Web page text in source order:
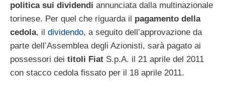
politica sui dividendi annunciata dalla multinazionale
torinese. Per quel che riguarda il pagamento della
cedola, il dividendo, a seguito dell’approvazione da
parte dell’Assemblea degli Azionisti, sarà pagato ai
possessori dei titoli Fiat S.p.A. il 21 aprile del 2011
con stacco cedola fissato per il 18 aprile 2011.